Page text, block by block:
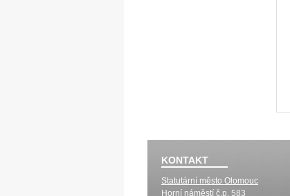
KONTAKT
Statutární město Olomouc
Horní náměstí č.p. 583